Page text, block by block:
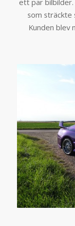
som sträckte
Kunden blev